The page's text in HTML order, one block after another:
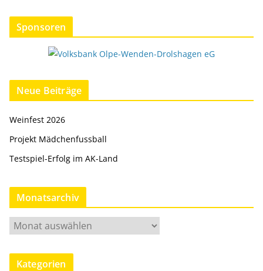
Sponsoren
Neue Beiträge
Weinfest 2026
Projekt Mädchenfussball
Testspiel-Erfolg im AK-Land
Monatsarchiv
M
o
n
Kategorien